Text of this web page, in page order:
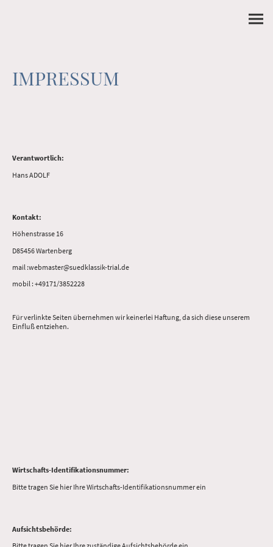
IMPRESSUM
Verantwortlich:
Hans ADOLF
Kontakt:
Höhenstrasse 16
D85456 Wartenberg
mail :webmaster@suedklassik-trial.de
mobil : +49171/3852228
Für verlinkte Seiten übernehmen wir keinerlei Haftung, da sich diese unserem
Einfluß entziehen.
Wirtschafts-Identifikationsnummer:
Bitte tragen Sie hier Ihre Wirtschafts-Identifikationsnummer ein
Aufsichtsbehörde: